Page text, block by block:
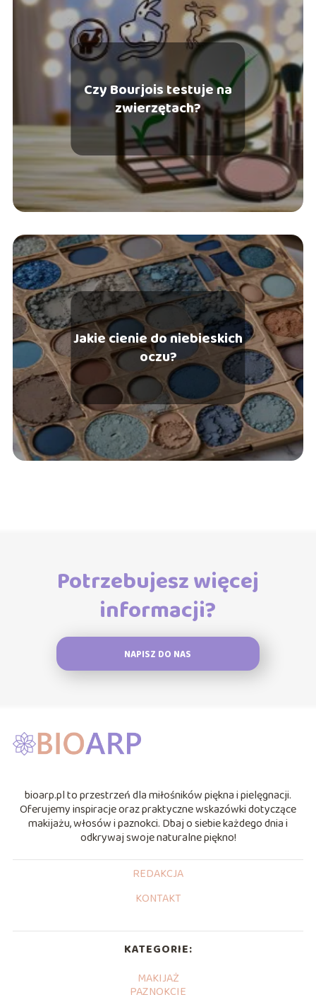
Czy Bourjois testuje na
zwierzętach?
Jakie cienie do niebieskich
oczu?
Potrzebujesz więcej
informacji?
NAPISZ DO NAS
bioarp.pl to przestrzeń dla miłośników piękna i pielęgnacji.
Oferujemy inspiracje oraz praktyczne wskazówki dotyczące
makijażu, włosów i paznokci. Dbaj o siebie każdego dnia i
odkrywaj swoje naturalne piękno!
REDAKCJA
KONTAKT
KATEGORIE:
MAKIJAŻ